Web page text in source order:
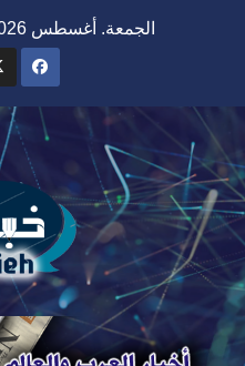
الجمعة. أغسطس 7th, 2026